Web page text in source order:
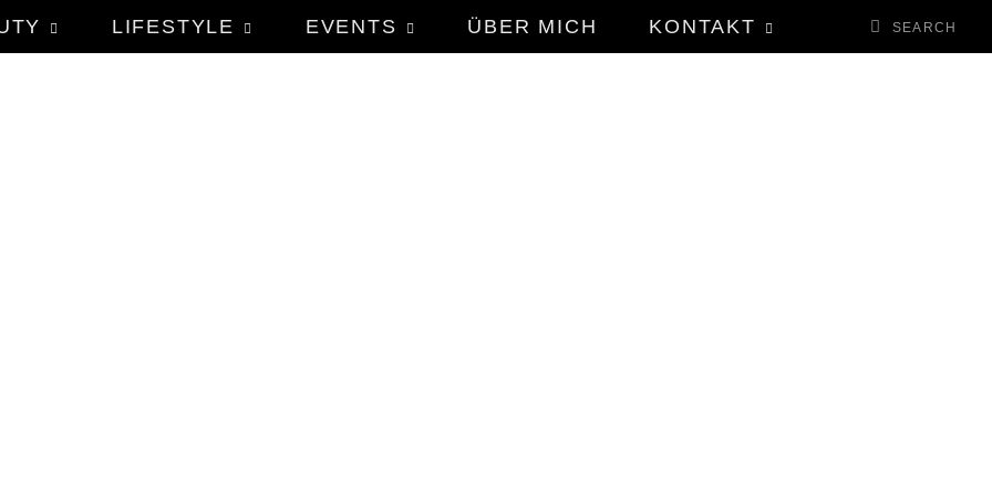
LIFESTYLE EVENTS ÜBER MICH KONTAKT